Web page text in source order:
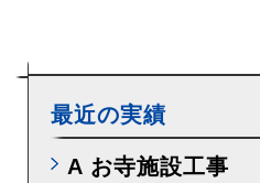
最近の実績
A お寺施設工事